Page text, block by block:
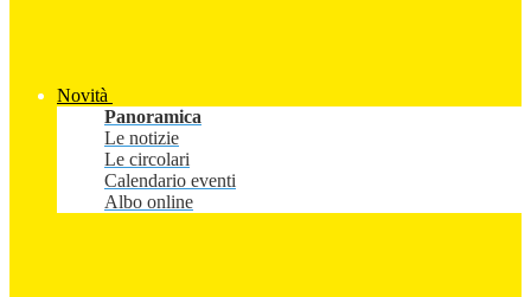
Novità
Panoramica
Le notizie
Le circolari
Calendario eventi
Albo online